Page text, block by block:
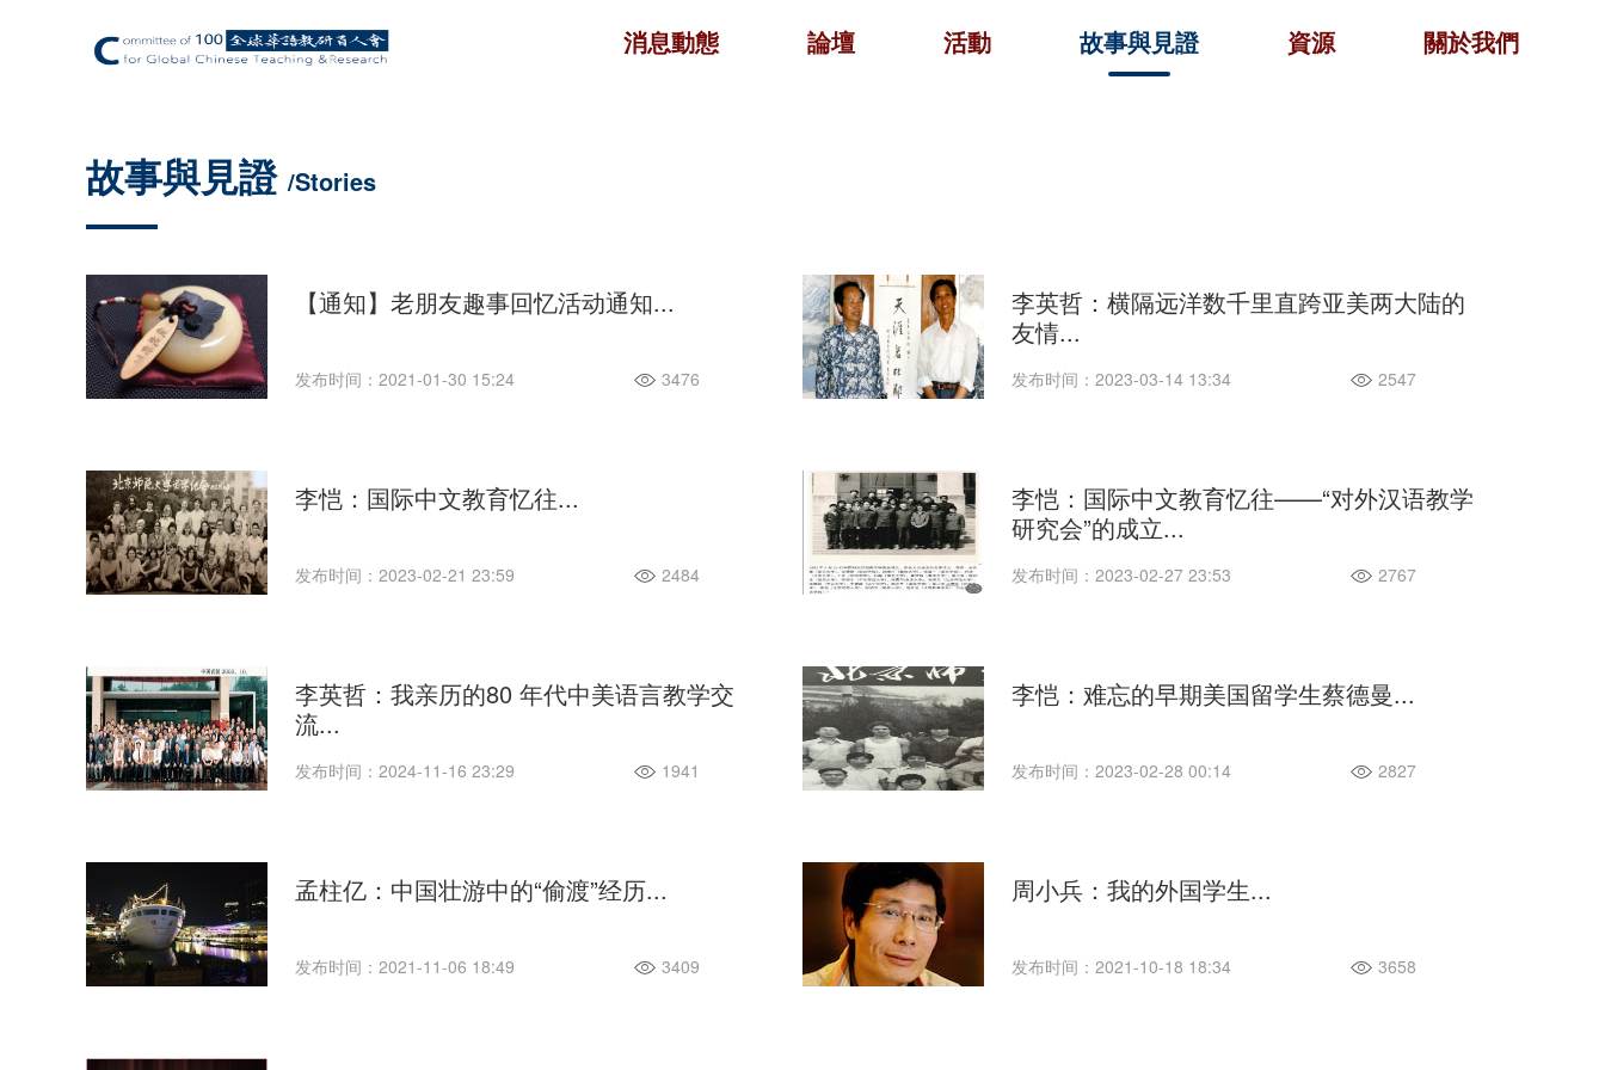
消息動態 論壇 活動 故事與見證 資源 關於我們
故事與見證/Stories
【通知】老朋友趣事回忆活动通知...
发布时间：2021-01-30 15:24 3476
李英哲：横隔远洋数千里直跨亚美两大陆的
友情...
发布时间：2023-03-14 13:34 2547
李恺：国际中文教育忆往...
发布时间：2023-02-21 23:59 2484
李恺：国际中文教育忆往——“对外汉语教学
研究会”的成立...
发布时间：2023-02-27 23:53 2767
李英哲：我亲历的80 年代中美语言教学交
流...
发布时间：2024-11-16 23:29 1941
李恺：难忘的早期美国留学生蔡德曼...
发布时间：2023-02-28 00:14 2827
孟柱亿：中国壮游中的“偷渡”经历...
发布时间：2021-11-06 18:49 3409
周小兵：我的外国学生...
发布时间：2021-10-18 18:34 3658